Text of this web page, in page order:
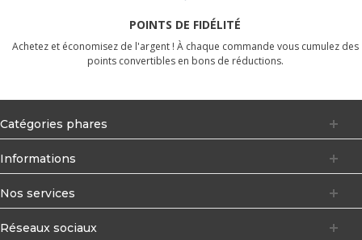
POINTS DE FIDÉLITÉ
Achetez et économisez de l'argent ! À chaque commande vous cumulez des
points convertibles en bons de réductions.
Catégories phares
Informations
Nos services
Réseaux sociaux